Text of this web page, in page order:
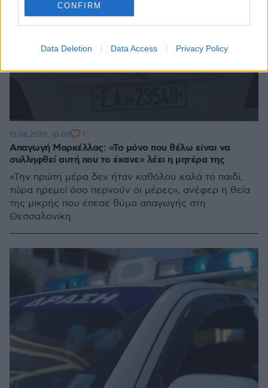
CONFIRM
Data Deletion Data Access Privacy Policy
Απαγωγή Μαρκέλλας: «Το μόνο που θέλω είναι να
συλληφθεί αυτή που το έκανε» λέει η μητέρα της
«Την πρώτη μέρα δεν ήταν καθόλου καλά το παιδί,
τώρα ηρεμεί όσο περνούν οι μέρες», ανέφερ η θεία
της μικρής που έπεσε θύμα απαγωγής στη
Θεσσαλονίκη
15.06.2020, 18:08 1